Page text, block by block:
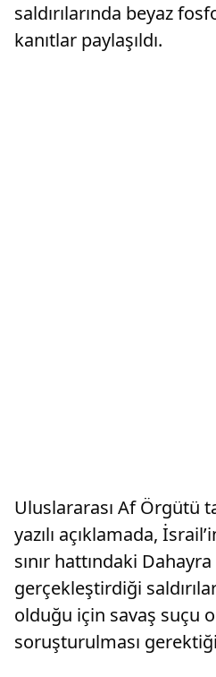
saldırılarında beyaz
kanıtlar paylaşıldı.
Uluslararası Af Örgütü
yazılı açıklamada,
sınır hattındaki
gerçekleştirdiği
olduğu için savaş suçu
soruşturulması gerektiği